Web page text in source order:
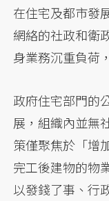
在住宅及都市發
網絡的社政和衛
身業務沉重負荷
政府住宅部門的
展，組織內並無
策僅聚焦於「增
完工後建物的物
以發錢了事、行